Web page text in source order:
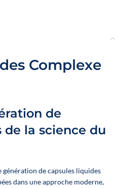
Complexe
de
de la science du
de capsules liquides
dans une approche moderne,